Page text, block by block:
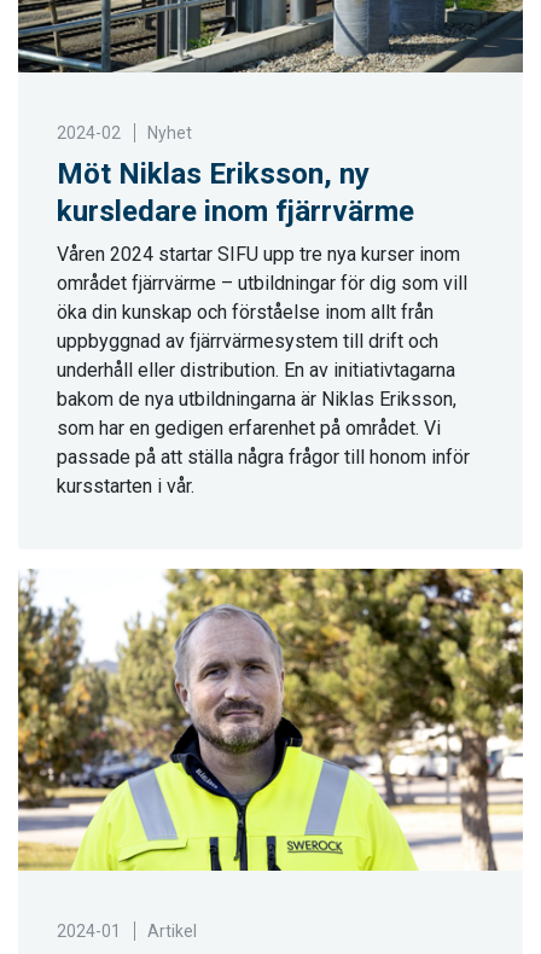
2024-02 Nyhet
Möt Niklas Eriksson, ny
kursledare inom fjärrvärme
Våren 2024 startar SIFU upp tre nya kurser inom
området fjärrvärme – utbildningar för dig som vill
öka din kunskap och förståelse inom allt från
uppbyggnad av fjärrvärmesystem till drift och
underhåll eller distribution. En av initiativtagarna
bakom de nya utbildningarna är Niklas Eriksson,
som har en gedigen erfarenhet på området. Vi
passade på att ställa några frågor till honom inför
kursstarten i vår.
2024-01 Artikel